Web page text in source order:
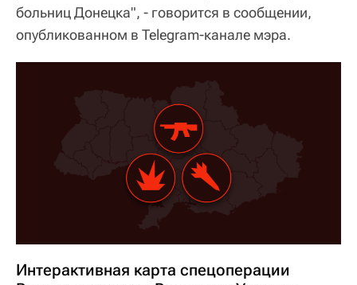
больниц Донецка", - говорится в сообщении,
опубликованном в Telegram-канале мэра.
Интерактивная карта спецоперации